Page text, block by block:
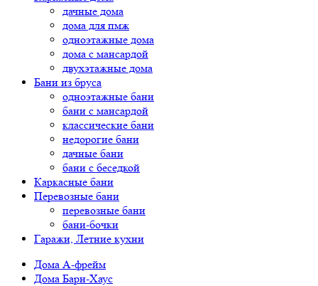
дачные дома
дома для пмж
одноэтажные дома
дома с мансардой
двухэтажные дома
Бани из бруса
одноэтажные бани
бани с мансардой
классические бани
недорогие бани
дачные бани
бани с беседкой
Каркасные бани
Перевозные бани
перевозные бани
бани-бочки
Гаражи, Летние кухни
Дома А-фрейм
Дома Барн-Хаус